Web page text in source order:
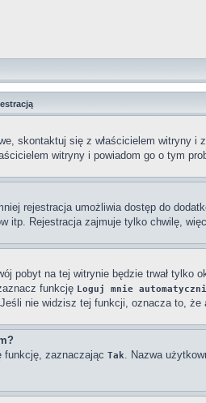
skontaktuj się z właścicielem witryny
witryny i powiadom go o tym
rejestracja umożliwia dostęp do
itp. Rejestracja zajmuje tylko chwilę,
pobyt na tej witrynie będzie trwał tylko
funkcję Loguj mnie
nie widzisz tej funkcji, oznacza to, że
funkcję, zaznaczając Tak. Nazwa